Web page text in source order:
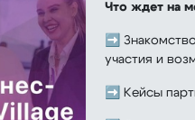
Что ждет на
➡️
участия и
➡️ Кейсы